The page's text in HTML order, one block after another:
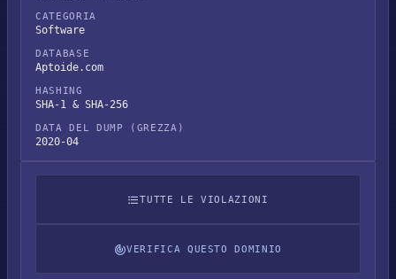
CATEGORIA
Software
DATABASE
Aptoide.com
HASHING
SHA-1 & SHA-256
DATA DEL DUMP (GREZZA)
2020-04
TUTTE LE VIOLAZIONI
VERIFICA QUESTO DOMINIO